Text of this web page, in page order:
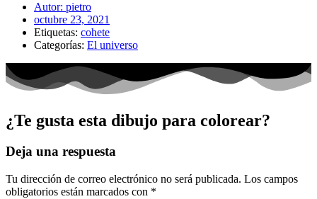
Autor: pietro
octubre 23, 2021
Etiquetas: cohete
Categorías: El universo
¿Te gusta esta dibujo para colorear?
Deja una respuesta
Tu dirección de correo electrónico no será publicada. Los campos
obligatorios están marcados con *